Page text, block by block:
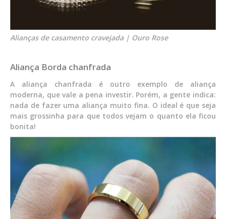
Alianças de casamento cravejada | Ouro Rose
Aliança Borda chanfrada
A aliança chanfrada é outro exemplo de aliança
moderna, que vale a pena investir. Porém, a gente indica:
nada de fazer uma aliança muito fina. O ideal é que seja
mais grossinha para que todos vejam o quanto ela ficou
bonita!